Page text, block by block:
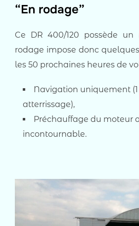
“En rodage”
Ce DR 400/120 possède un
rodage impose donc
les 50 prochaines heures de
Navigation uniquement (1
atterrissage),
Préchauffage du moteur
incontournable.